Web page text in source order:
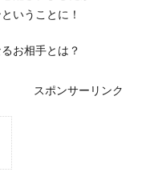
いうことに！
お相手とは？
スポンサーリンク